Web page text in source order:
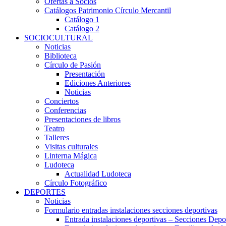
Catálogos Patrimonio Círculo Mercantil
Catálogo 1
Catálogo 2
SOCIOCULTURAL
Noticias
Biblioteca
Círculo de Pasión
Presentación
Ediciones Anteriores
Noticias
Conciertos
Conferencias
Presentaciones de libros
Teatro
Talleres
Visitas culturales
Linterna Mágica
Ludoteca
Actualidad Ludoteca
Círculo Fotográfico
DEPORTES
Noticias
Formulario entradas instalaciones secciones deportivas
Entrada instalaciones deportivas – Secciones